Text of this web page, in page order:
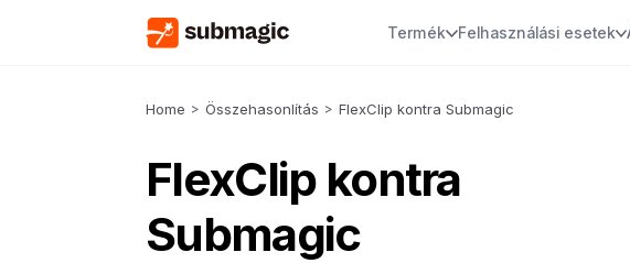
Termék Felhasználási esetek
Home > Összehasonlítás > FlexClip kontra Submagic
FlexClip kontra
Submagic